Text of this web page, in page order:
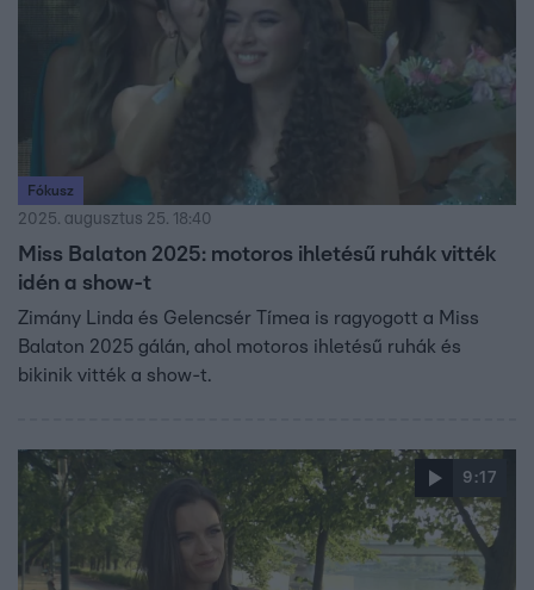
Fókusz
2025. augusztus 25. 18:40
Miss Balaton 2025: motoros ihletésű ruhák vitték
idén a show-t
Zimány Linda és Gelencsér Tímea is ragyogott a Miss
Balaton 2025 gálán, ahol motoros ihletésű ruhák és
bikinik vitték a show-t.
9:17